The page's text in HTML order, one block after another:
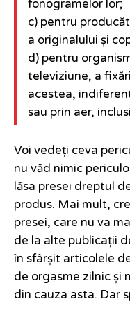
fonogramelor lor;
c) pentru
a originalului și
d) pentru
televiziune, a
acestea,
sau prin aer,
Voi vedeți ceva
nu văd nimic
lăsa presei dreptul
produs. Mai mult,
presei, care nu va
de la alte publicații
în sfârșit articolele
de orgasme zilnic și
din cauza asta. Dar